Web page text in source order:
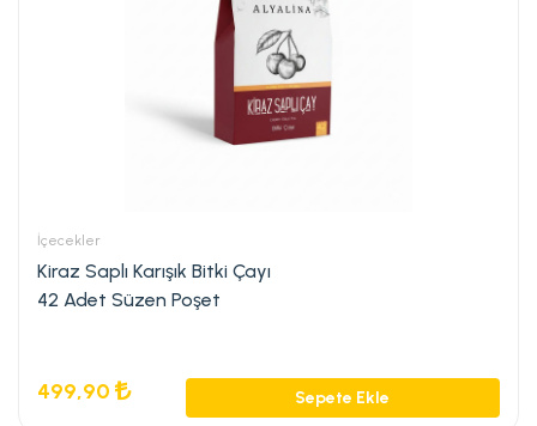
İçecekler
Kiraz Saplı Karışık Bitki Çayı
42 Adet Süzen Poşet
499,90 Sepete Ekle